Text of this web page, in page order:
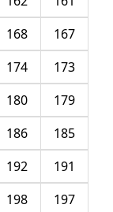
167
168
173
174
179
180
185
186
191
192
197
198